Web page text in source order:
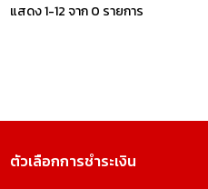
แสดง 1-12 จาก 0 รายการ
ตัวเลือกการชำระเงิน